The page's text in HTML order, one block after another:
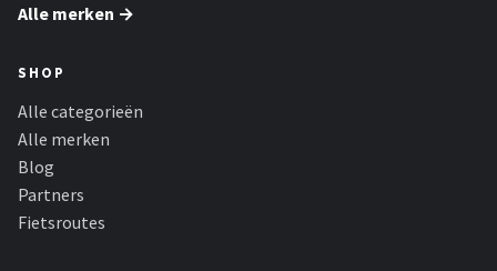
Alle merken →
SHOP
Alle categorieën
Alle merken
Blog
Partners
Fietsroutes